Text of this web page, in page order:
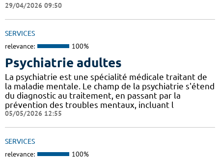
29/04/2026 09:50
SERVICES
relevance: 100%
Psychiatrie adultes
La psychiatrie est une spécialité médicale traitant de
la maladie mentale. Le champ de la psychiatrie s'étend
du diagnostic au traitement, en passant par la
prévention des troubles mentaux, incluant l
05/05/2026 12:55
SERVICES
relevance: 100%